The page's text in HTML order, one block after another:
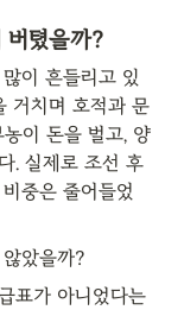
버텼을까?
이 흔들리고 있
거치며 호적과 문
이 돈을 벌고, 양
. 실제로 조선 후
중은 줄어들었
았을까?
표가 아니었다는